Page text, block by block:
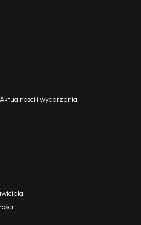
i wydarzenia